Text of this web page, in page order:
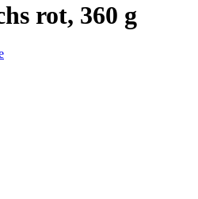
rot, 360 g